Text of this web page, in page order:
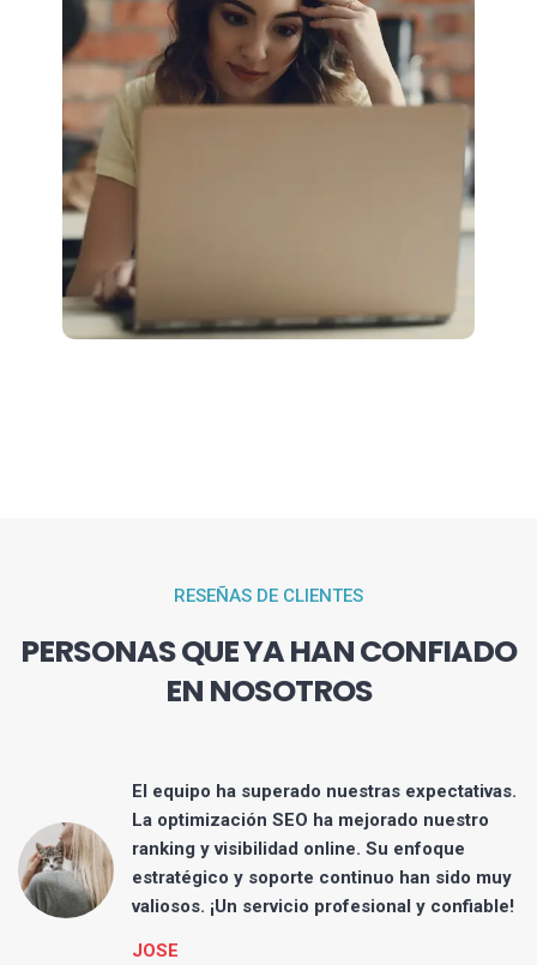
RESEÑAS DE CLIENTES
PERSONAS QUE YA HAN CONFIADO
EN NOSOTROS
El equipo ha superado nuestras expectativas.
La optimización SEO ha mejorado nuestro
ranking y visibilidad online. Su enfoque
estratégico y soporte continuo han sido muy
valiosos. ¡Un servicio profesional y confiable!
JOSE